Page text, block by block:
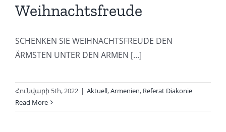
Weihnachtsfreude
SCHENKEN SIE WEIHNACHTSFREUDE DEN
ÄRMSTEN UNTER DEN ARMEN [...]
Հունվարի 5th, 2022 | Aktuell,Armenien, Referat Diakonie
Read More